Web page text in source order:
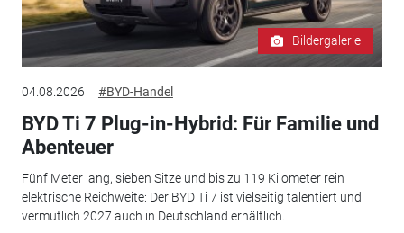
Bildergalerie
04.08.2026 #BYD-Handel
BYD Ti 7 Plug-in-Hybrid: Für Familie und
Abenteuer
Fünf Meter lang, sieben Sitze und bis zu 119 Kilometer rein
elektrische Reichweite: Der BYD Ti 7 ist vielseitig talentiert und
vermutlich 2027 auch in Deutschland erhältlich.